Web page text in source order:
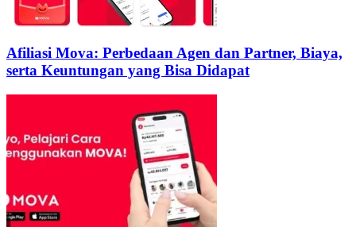
Afiliasi Mova: Perbedaan Agen dan Partner, Biaya,
serta Keuntungan yang Bisa Didapat